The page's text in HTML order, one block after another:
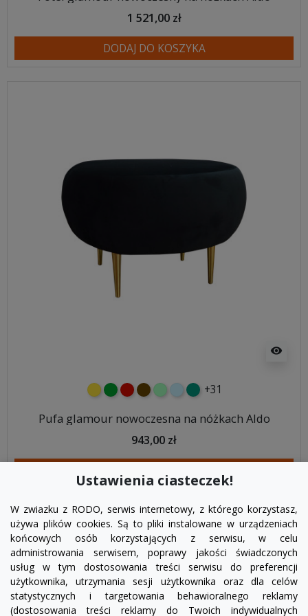
1 521,00 zł
DODAJ DO KOSZYKA
visibility
żółtyzielonyczerwony
czekoladowy
miętowybłękitny
turkusowy
+31
Pufa glamour nowoczesna na nóżkach Aldo
943,00 zł
Ustawienia ciasteczek!
W zwiazku z RODO, serwis internetowy, z którego korzystasz,
używa plików cookies. Są to pliki instalowane w urządzeniach
końcowych osób korzystających z serwisu, w celu
administrowania serwisem, poprawy jakości świadczonych
usług w tym dostosowania treści serwisu do preferencji
użytkownika, utrzymania sesji użytkownika oraz dla celów
statystycznych i targetowania behawioralnego reklamy
(dostosowania treści reklamy do Twoich indywidualnych